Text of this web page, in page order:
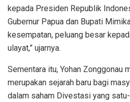
kepada Presiden Republik
Gubernur Papua dan Bupati
kesempatan, peluang besar
ulayat,” ujarnya.
Sementara itu, Yohan Zonggonau
merupakan sejarah baru bagi
dalam saham Divestasi yang